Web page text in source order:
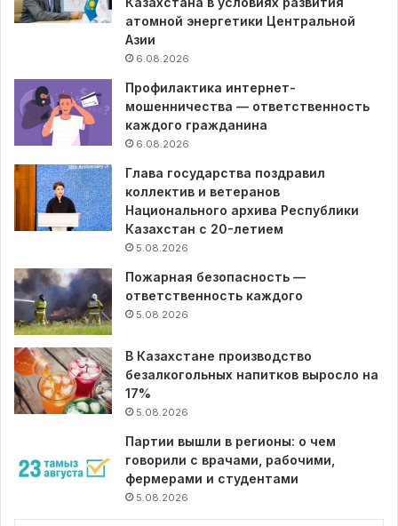
атомной энергетики Центральной
Азии
6.08.2026
Профилактика интернет-
мошенничества — ответственность
каждого гражданина
6.08.2026
Глава государства поздравил
коллектив и ветеранов
Национального архива Республики
Казахстан с 20-летием
5.08.2026
Пожарная безопасность —
ответственность каждого
5.08.2026
В Казахстане производство
безалкогольных напитков выросло на
17%
5.08.2026
Партии вышли в регионы: о чем
говорили с врачами, рабочими,
фермерами и студентами
5.08.2026